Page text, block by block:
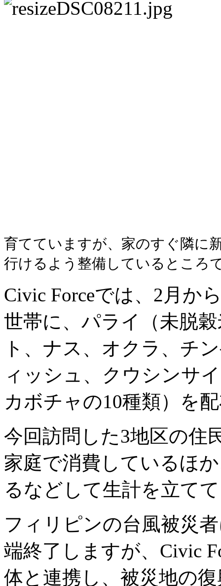
育てていますが、家のすぐ隣に
行けるよう整備しているところ
Civic Forceでは、2月か
世帯に、パライ（未脱
ト、ナス、オクラ、チ
ィッシュ、クウシンサ
カボチャの10種類）を
今回訪問した3地区の住
家庭で消費しているほ
るなどして生計を立て
フィリピンの台風被災
端終了しますが、Civic
体と連携し、被災地の